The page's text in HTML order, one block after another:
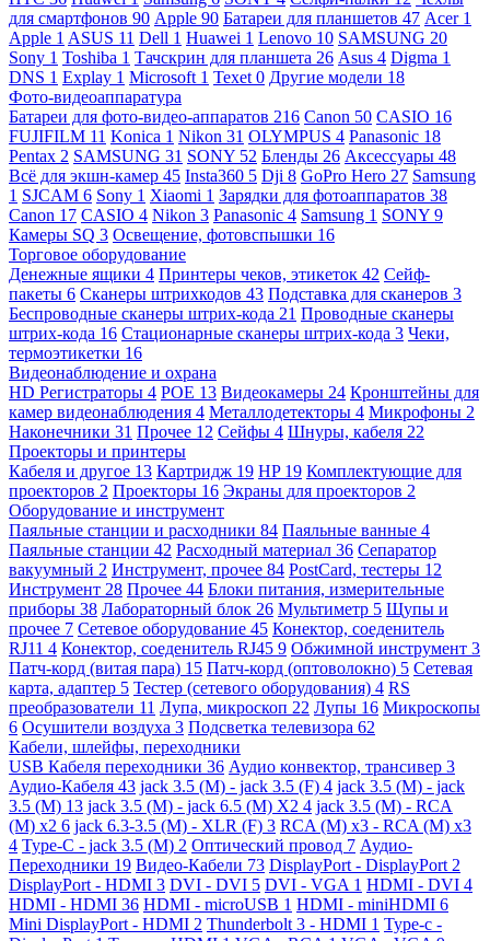
для смартфонов 90 Apple 90 Батареи для планшетов 47 Acer 1
Apple 1 ASUS 11 Dell 1 Huawei 1 Lenovo 10 SAMSUNG 20
Sony 1 Toshiba 1 Тачскрин для планшета 26 Asus 4 Digma 1
DNS 1 Explay 1 Microsoft 1 Texet 0 Другие модели 18
Фото-видеоаппаратура
Батареи для фото-видео-аппаратов 216 Canon 50 CASIO 16
FUJIFILM 11 Konica 1 Nikon 31 OLYMPUS 4 Panasonic 18
Pentax 2 SAMSUNG 31 SONY 52 Бленды 26 Аксессуары 48
Всё для экшн-камер 45 Insta360 5 Dji 8 GoPro Hero 27 Samsung
1 SJCAM 6 Sony 1 Xiaomi 1 Зарядки для фотоаппаратов 38
Canon 17 CASIO 4 Nikon 3 Panasonic 4 Samsung 1 SONY 9
Камеры SQ 3 Освещение, фотовспышки 16
Торговое оборудование
Денежные ящики 4 Принтеры чеков, этикеток 42 Сейф-
пакеты 6 Сканеры штрихкодов 43 Подставка для сканеров 3
Беспроводные сканеры штрих-кода 21 Проводные сканеры
штрих-кода 16 Стационарные сканеры штрих-кода 3 Чеки,
термоэтикетки 16
Видеонаблюдение и охрана
HD Регистраторы 4 POE 13 Видеокамеры 24 Кронштейны для
камер видеонаблюдения 4 Металлодетекторы 4 Микрофоны 2
Наконечники 31 Прочее 12 Сейфы 4 Шнуры, кабеля 22
Проекторы и принтеры
Кабеля и другое 13 Картридж 19 HP 19 Комплектующие для
проекторов 2 Проекторы 16 Экраны для проекторов 2
Оборудование и инструмент
Паяльные станции и расходники 84 Паяльные ванные 4
Паяльные станции 42 Расходный материал 36 Сепаратор
вакуумный 2 Инструмент, прочее 84 PostCard, тестеры 12
Инструмент 28 Прочее 44 Блоки питания, измерительные
приборы 38 Лабораторный блок 26 Мультиметр 5 Щупы и
прочее 7 Сетевое оборудование 45 Конектор, соеденитель
RJ11 4 Конектор, соеденитель RJ45 9 Обжимной инструмент 3
Патч-корд (витая пара) 15 Патч-корд (оптоволокно) 5 Сетевая
карта, адаптер 5 Тестер (сетевого оборудования) 4 RS
преобразователи 11 Лупа, микроскоп 22 Лупы 16 Микроскопы
6 Осушители воздуха 3 Подсветка телевизора 62
Кабели, шлейфы, переходники
USB Кабеля переходники 36 Аудио конвектор, трансивер 3
Аудио-Кабеля 43 jack 3.5 (M) - jack 3.5 (F) 4 jack 3.5 (M) - jack
3.5 (M) 13 jack 3.5 (M) - jack 6.5 (M) X2 4 jack 3.5 (M) - RCA
(M) x2 6 jack 6.3-3.5 (M) - XLR (F) 3 RCA (M) x3 - RCA (M) x3
4 Type-C - jack 3.5 (M) 2 Оптический провод 7 Аудио-
Переходники 19 Видео-Кабели 73 DisplayPort - DisplayPort 2
DisplayPort - HDMI 3 DVI - DVI 5 DVI - VGA 1 HDMI - DVI 4
HDMI - HDMI 36 HDMI - microUSB 1 HDMI - miniHDMI 6
Mini DisplayPort - HDMI 2 Thunderbolt 3 - HDMI 1 Type-c -